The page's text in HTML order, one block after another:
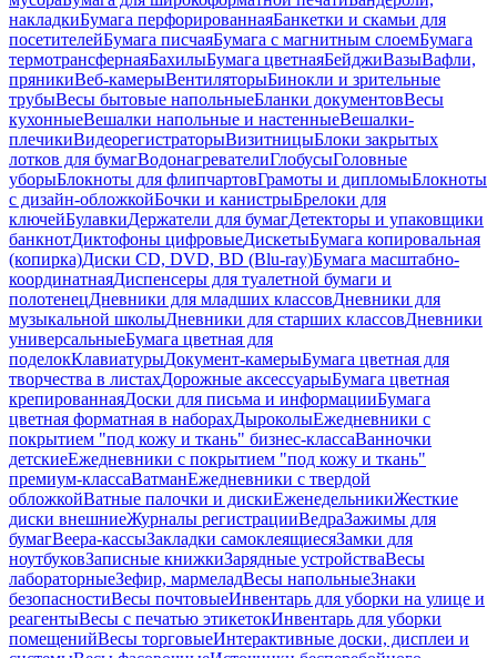
накладкиБумага перфорированнаяБанкетки и скамьи для
посетителейБумага писчаяБумага с магнитным слоемБумага
термотрансфернаяБахилыБумага цветнаяБейджиВазыВафли,
пряникиВеб-камерыВентиляторыБинокли и зрительные
трубыВесы бытовые напольныеБланки документовВесы
кухонныеВешалки напольные и настенныеВешалки-
плечикиВидеорегистраторыВизитницыБлоки закрытых
лотков для бумагВодонагревателиГлобусыГоловные
уборыБлокноты для флипчартовГрамоты и дипломыБлокноты
с дизайн-обложкойБочки и канистрыБрелоки для
ключейБулавкиДержатели для бумагДетекторы и упаковщики
банкнотДиктофоны цифровыеДискетыБумага копировальная
(копирка)Диски CD, DVD, BD (Blu-ray)Бумага масштабно-
координатнаяДиспенсеры для туалетной бумаги и
полотенецДневники для младших классовДневники для
музыкальной школыДневники для старших классовДневники
универсальныеБумага цветная для
поделокКлавиатурыДокумент-камерыБумага цветная для
творчества в листахДорожные аксессуарыБумага цветная
крепированнаяДоски для письма и информацииБумага
цветная форматная в наборахДыроколыЕжедневники с
покрытием "под кожу и ткань" бизнес-классаВанночки
детскиеЕжедневники с покрытием "под кожу и ткань"
премиум-классаВатманЕжедневники с твердой
обложкойВатные палочки и дискиЕженедельникиЖесткие
диски внешниеЖурналы регистрацииВедраЗажимы для
бумагВеера-кассыЗакладки самоклеящиесяЗамки для
ноутбуковЗаписные книжкиЗарядные устройстваВесы
лабораторныеЗефир, мармеладВесы напольныеЗнаки
безопасностиВесы почтовыеИнвентарь для уборки на улице и
реагентыВесы с печатью этикетокИнвентарь для уборки
помещенийВесы торговыеИнтерактивные доски, дисплеи и